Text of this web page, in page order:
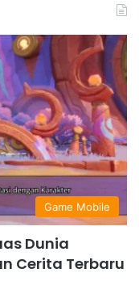
Game Mobile
Dunia
Cerita Terbaru